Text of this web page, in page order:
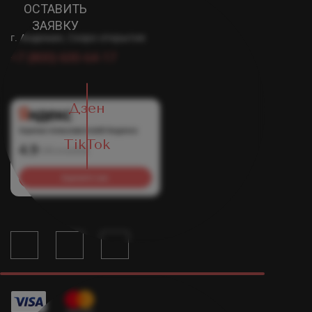
Точка В
Дзен
TikTok
ОСТАВИТЬ
ЗАЯВКУ
г. Андижан, Скоро открытие
4.9 1149 отзывов